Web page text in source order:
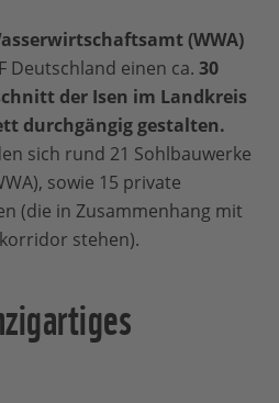
(WWA)
Deutschland einen ca. 30
der Isen im Landkreis
durchgängig gestalten.
sich rund 21 Sohlbauwerke
sowie 15 private
(die in Zusammenhang mit
stehen).